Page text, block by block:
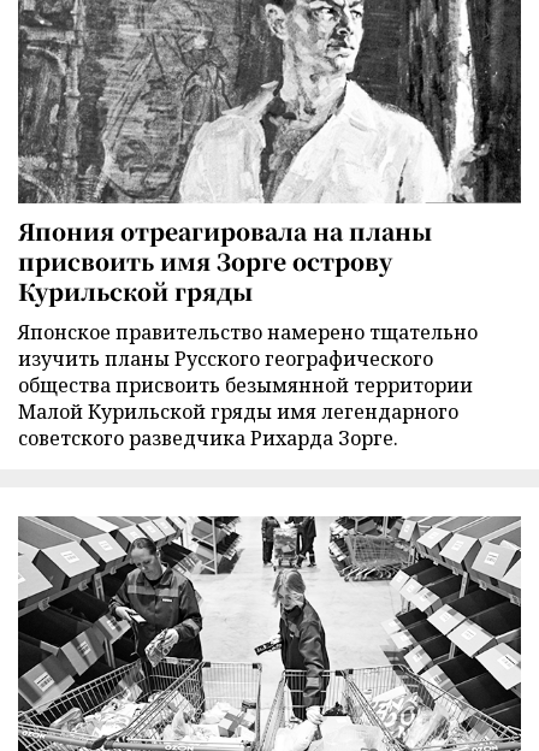
Япония отреагировала на планы
присвоить имя Зорге острову
Курильской гряды
Японское правительство намерено тщательно
изучить планы Русского географического
общества присвоить безымянной территории
Малой Курильской гряды имя легендарного
советского разведчика Рихарда Зорге.